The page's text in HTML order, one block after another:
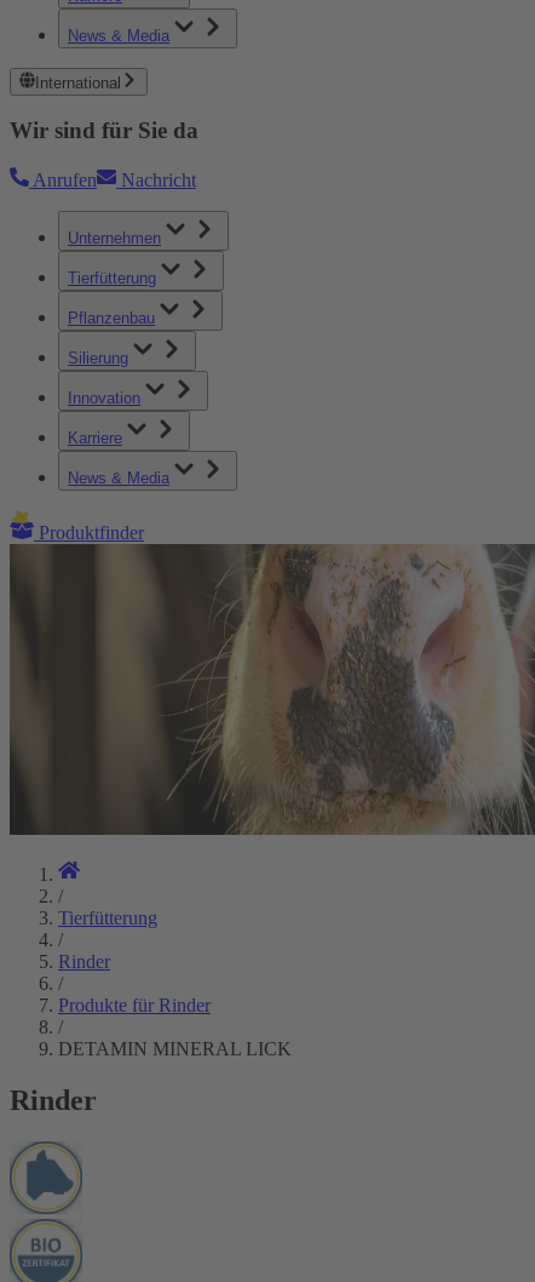
News & Media
International
Wir sind für Sie da
Anrufen Nachricht
Unternehmen
Tierfütterung
Pflanzenbau
Silierung
Innovation
Karriere
News & Media
Produktfinder
/
Tierfütterung
/
Rinder
/
Produkte für Rinder
/
DETAMIN MINERAL LICK
Rinder